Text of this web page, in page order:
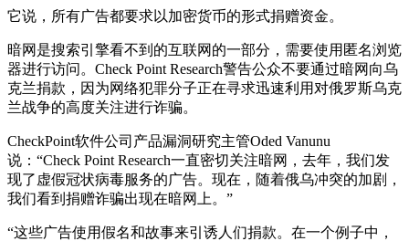
它说，所有广告都要求以加密货币的形式捐赠资金。
暗网是搜索引擎看不到的互联网的一部分，需要使用匿名浏览
器进行访问。Check Point Research警告公众不要通过暗网向乌
克兰捐款，因为网络犯罪分子正在寻求迅速利用对俄罗斯乌克
兰战争的高度关注进行诈骗。
CheckPoint软件公司产品漏洞研究主管Oded Vanunu
说：“Check Point Research一直密切关注暗网，去年，我们发
现了虚假冠状病毒服务的广告。现在，随着俄乌冲突的加剧，
我们看到捐赠诈骗出现在暗网上。”
“这些广告使用假名和故事来引诱人们捐款。在一个例子中，